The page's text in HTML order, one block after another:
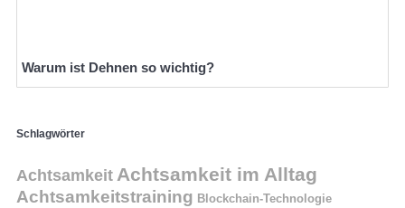
Warum ist Dehnen so wichtig?
Schlagwörter
Achtsamkeit Achtsamkeit im Alltag
Achtsamkeitstraining Blockchain-Technologie